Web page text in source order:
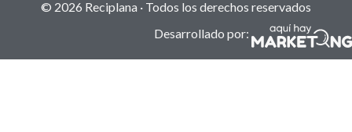
© 2026 Reciplana · Todos los derechos reservados
Desarrollado por: